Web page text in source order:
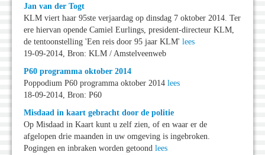
Jan van der Togt
KLM viert haar 95ste verjaardag op dinsdag 7 oktober 2014. Ter
ere hiervan opende Camiel Eurlings, president-directeur KLM,
de tentoonstelling 'Een reis door 95 jaar KLM' lees
19-09-2014, Bron: KLM / Amstelveenweb
P60 programma oktober 2014
Poppodium P60 programma oktober 2014 lees
18-09-2014, Bron: P60
Misdaad in kaart gebracht door de politie
Op Misdaad in Kaart kunt u zelf zien, of en waar er de
afgelopen drie maanden in uw omgeving is ingebroken.
Pogingen en inbraken worden getoond lees